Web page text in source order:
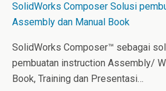
SolidWorks Composer Solusi
Assembly dan Manual Book
SolidWorks Composer™ sebagai
pembuatan instruction Assembly/
Book, Training dan Presentasi…